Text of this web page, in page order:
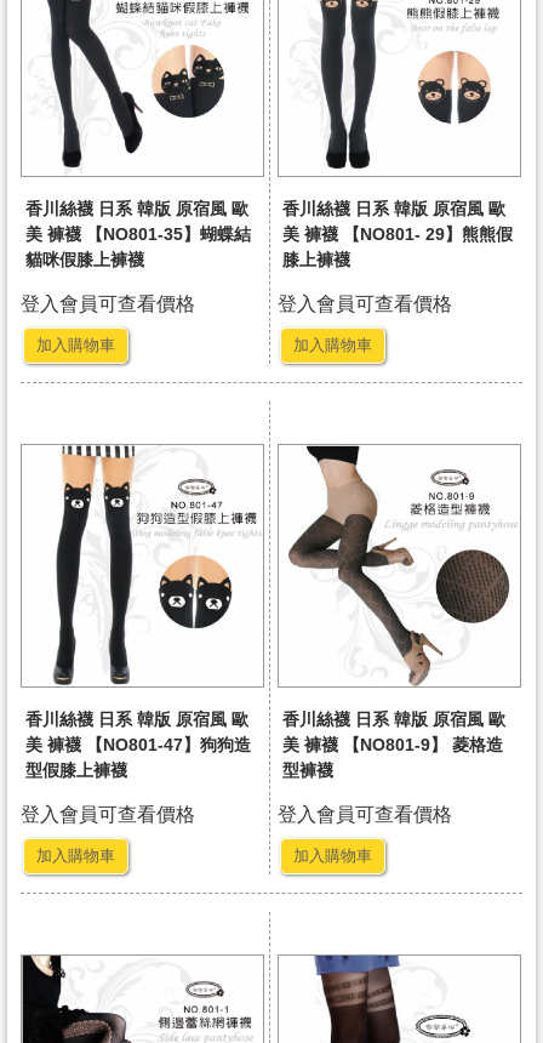
香川絲襪 日系 韓版 原宿風 歐
美 褲襪 【NO801-35】蝴蝶結
貓咪假膝上褲襪
登入會員可查看價格
加入購物車
香川絲襪 日系 韓版 原宿風 歐
美 褲襪 【NO801- 29】熊熊假
膝上褲襪
登入會員可查看價格
加入購物車
香川絲襪 日系 韓版 原宿風 歐
美 褲襪 【NO801-47】狗狗造
型假膝上褲襪
登入會員可查看價格
加入購物車
香川絲襪 日系 韓版 原宿風 歐
美 褲襪 【NO801-9】 菱格造
型褲襪
登入會員可查看價格
加入購物車